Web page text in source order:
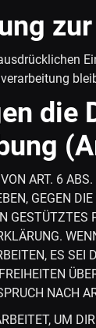
die
ART. 6
GEGEN
ES
NACH
UM